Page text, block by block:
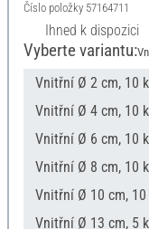
Číslo položky 57164711
Ihned k dispozici
Vyberte variantu:
Vnitřní Ø 2 cm, 10
Vnitřní Ø 4 cm, 10
Vnitřní Ø 6 cm, 10
Vnitřní Ø 8 cm, 10
Vnitřní Ø 10 cm, 10
Vnitřní Ø 13 cm, 5